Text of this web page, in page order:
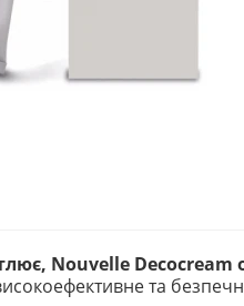
Nouvelle
та